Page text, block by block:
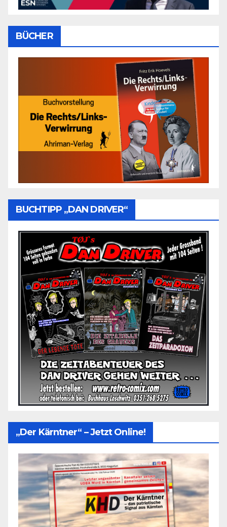
BÜCHER
BUCHTIPP „DAN DRIVER“
„Der Kärntner“ – Jetzt Online!